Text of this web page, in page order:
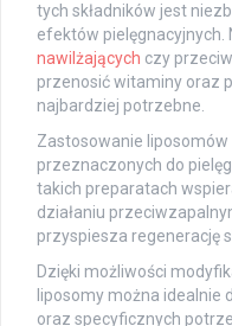
tych składników jest
efektów pielęgnacyjnych.
nawilżających czy
przenosić witaminy oraz
najbardziej potrzebne.
Zastosowanie
przeznaczonych do
takich preparatach
działaniu
przyspiesza regenerację
Dzięki możliwości
liposomy można idealnie
oraz specyficznych